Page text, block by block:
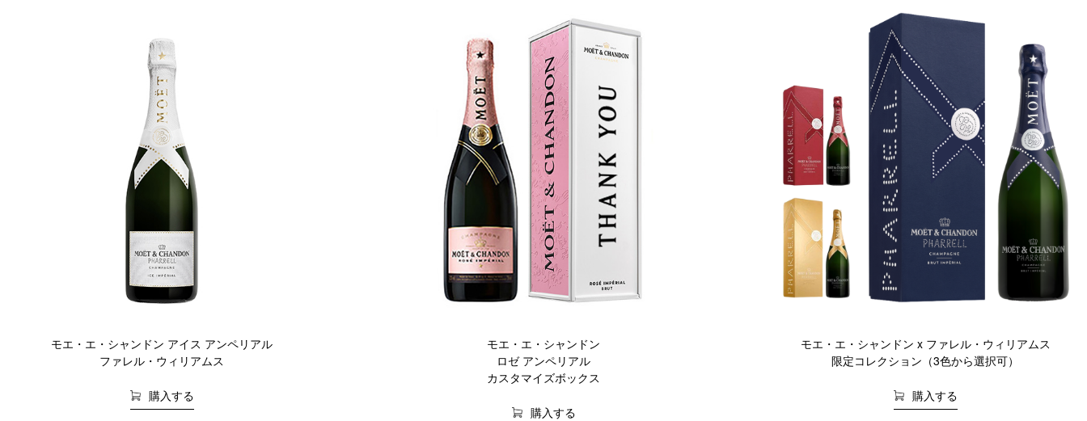
モエ・エ・シャンドン アイス アンペリアル
ファレル・ウィリアムス
購入する
モエ・エ・シャンドン
ロゼ アンペリアル
カスタマイズボックス
購入する
モエ・エ・シャンドン x ファレル・ウィリアムス
限定コレクション（3色から選択可）
購入する